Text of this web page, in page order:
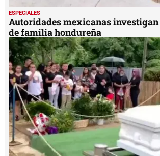
ESPECIALES
Sepultan a niña hondureña que
York